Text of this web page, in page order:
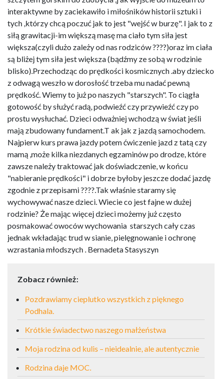
interaktywne by zaciekawiło i miłośników historii sztuki i
tych ,którzy chcą poczuć jak to jest "wejść w burzę". I jak to z
siłą grawitacji-im większą masę ma ciało tym siła jest
większa(czyli dużo zależy od nas rodziców ????)oraz im ciała
są bliżej tym siła jest większa (bądźmy ze sobą w rodzinie
blisko).Przechodząc do prędkości kosmicznych .aby dziecko
z odwagą weszło w dorosłość trzeba mu nadać pewną
prędkość. Wiemy to już po naszych "starszych". To ciągła
gotowość by służyć radą, podwieźć czy przywieźć czy po
prostu wysłuchać. Dzieci odważniej wchodzą w świat jeśli
mają zbudowany fundament.T ak jak z jazdą samochodem.
Najpierw kurs prawa jazdy potem ćwiczenie jazd z tatą czy
mamą ,może kilka niezdanych egzaminów po drodze, które
zawsze należy traktować jak doświadczenie, w końcu
"nabieranie prędkości" i dobrze byłoby jeszcze dodać jazdę
zgodnie z przepisami ????.Tak właśnie staramy się
wychowywać nasze dzieci. Wiecie co jest fajne w dużej
rodzinie? Że mając więcej dzieci możemy już często
posmakować owoców wychowania starszych cały czas
jednak wkładając trud w sianie, pielęgnowanie i ochronę
wzrastania młodszych . Bernadeta Stasyszyn
Zobacz również:
Pozdrawiamy cieplutko wszystkich z pięknego
Podhala.
Krótkie świadectwo naszego małżeństwa
Moja rodzina od kulis – nieidealnie, ale autentycznie
Rodzina daje MOC.